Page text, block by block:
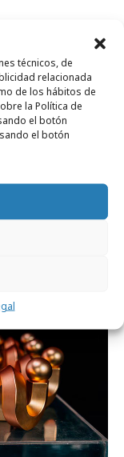
técnicos, de
relacionada
de los hábitos de
la Política de
el botón
el botón